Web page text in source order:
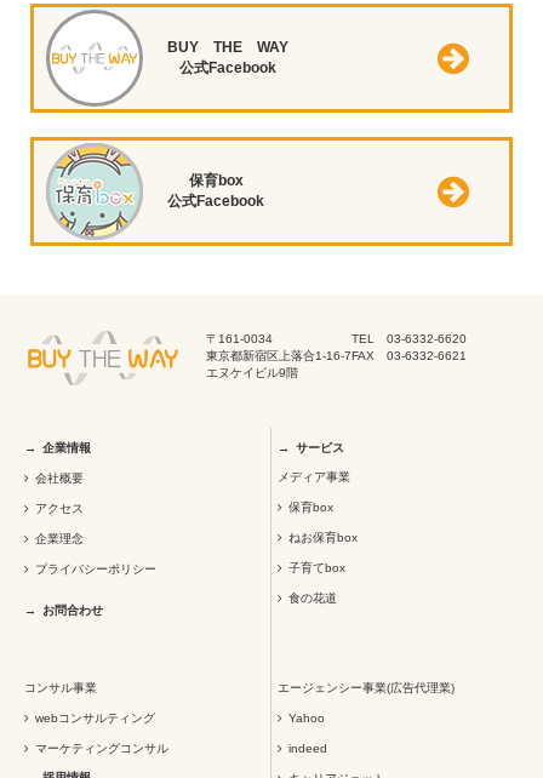
BUY THE WAY
公式Facebook
保育box
公式Facebook
〒161-0034
東京都新宿区上落合1-16-7
エヌケイビル9階
TEL 03-6332-6620
FAX 03-6332-6621
企業情報
会社概要
アクセス
企業理念
プライバシーポリシー
お問合わせ
サービス
メディア事業
保育box
ねお保育box
子育てbox
食の花道
コンサル事業
webコンサルティング
マーケティングコンサル
エージェンシー事業(広告代理業)
Yahoo
indeed